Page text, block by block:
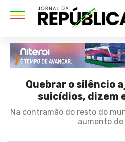
Quebrar o silêncio
suicídios, dizem
Na contramão do resto do
aumento de